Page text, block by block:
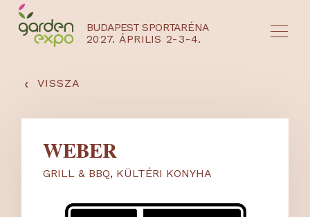
BUDAPEST SPORTARÉNA
2027. ÁPRILIS 2-3-4.
‹ VISSZA
WEBER
GRILL & BBQ, KÜLTÉRI KONYHA